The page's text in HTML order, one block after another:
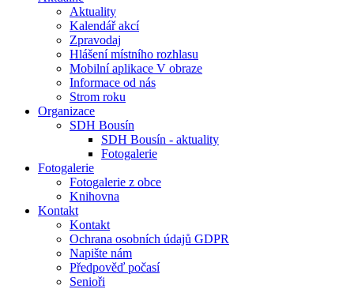
Aktuality
Kalendář akcí
Zpravodaj
Hlášení místního rozhlasu
Mobilní aplikace V obraze
Informace od nás
Strom roku
Organizace
SDH Bousín
SDH Bousín - aktuality
Fotogalerie
Fotogalerie
Fotogalerie z obce
Knihovna
Kontakt
Kontakt
Ochrana osobních údajů GDPR
Napište nám
Předpověď počasí
Senioři